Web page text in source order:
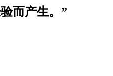
而产生。”